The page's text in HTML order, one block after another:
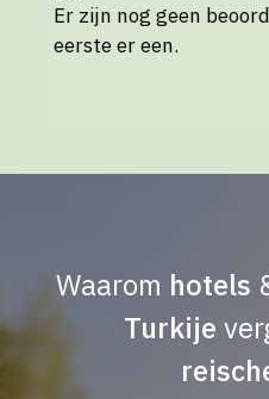
Er zijn nog geen
eerste er een.
Waarom hotels
Turkije